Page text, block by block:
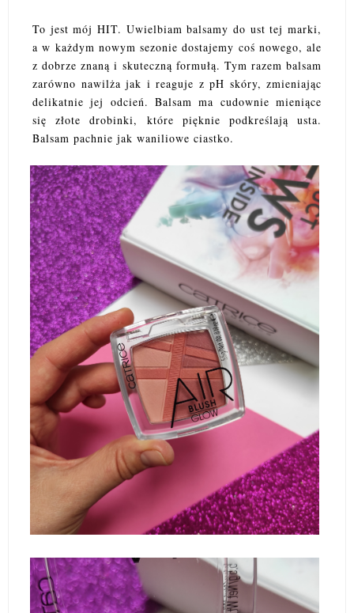
To jest mój HIT. Uwielbiam balsamy do ust tej marki,
a w każdym nowym sezonie dostajemy coś nowego, ale
z dobrze znaną i skuteczną formułą. Tym razem balsam
zarówno nawilża jak i reaguje z pH skóry, zmieniając
delikatnie jej odcień. Balsam ma cudownie mieniące
się złote drobinki, które pięknie podkreślają usta.
Balsam pachnie jak waniliowe ciastko.